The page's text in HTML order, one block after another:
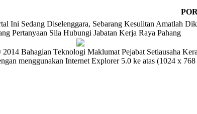
Ini Sedang Diselenggara, Sebarang Kesulitan Amatlah
Pertanyaan Sila Hubungi Jabatan Kerja Raya Pahang
Bahagian Teknologi Maklumat Pejabat Setiausaha
menggunakan Internet Explorer 5.0 ke atas (1024 x